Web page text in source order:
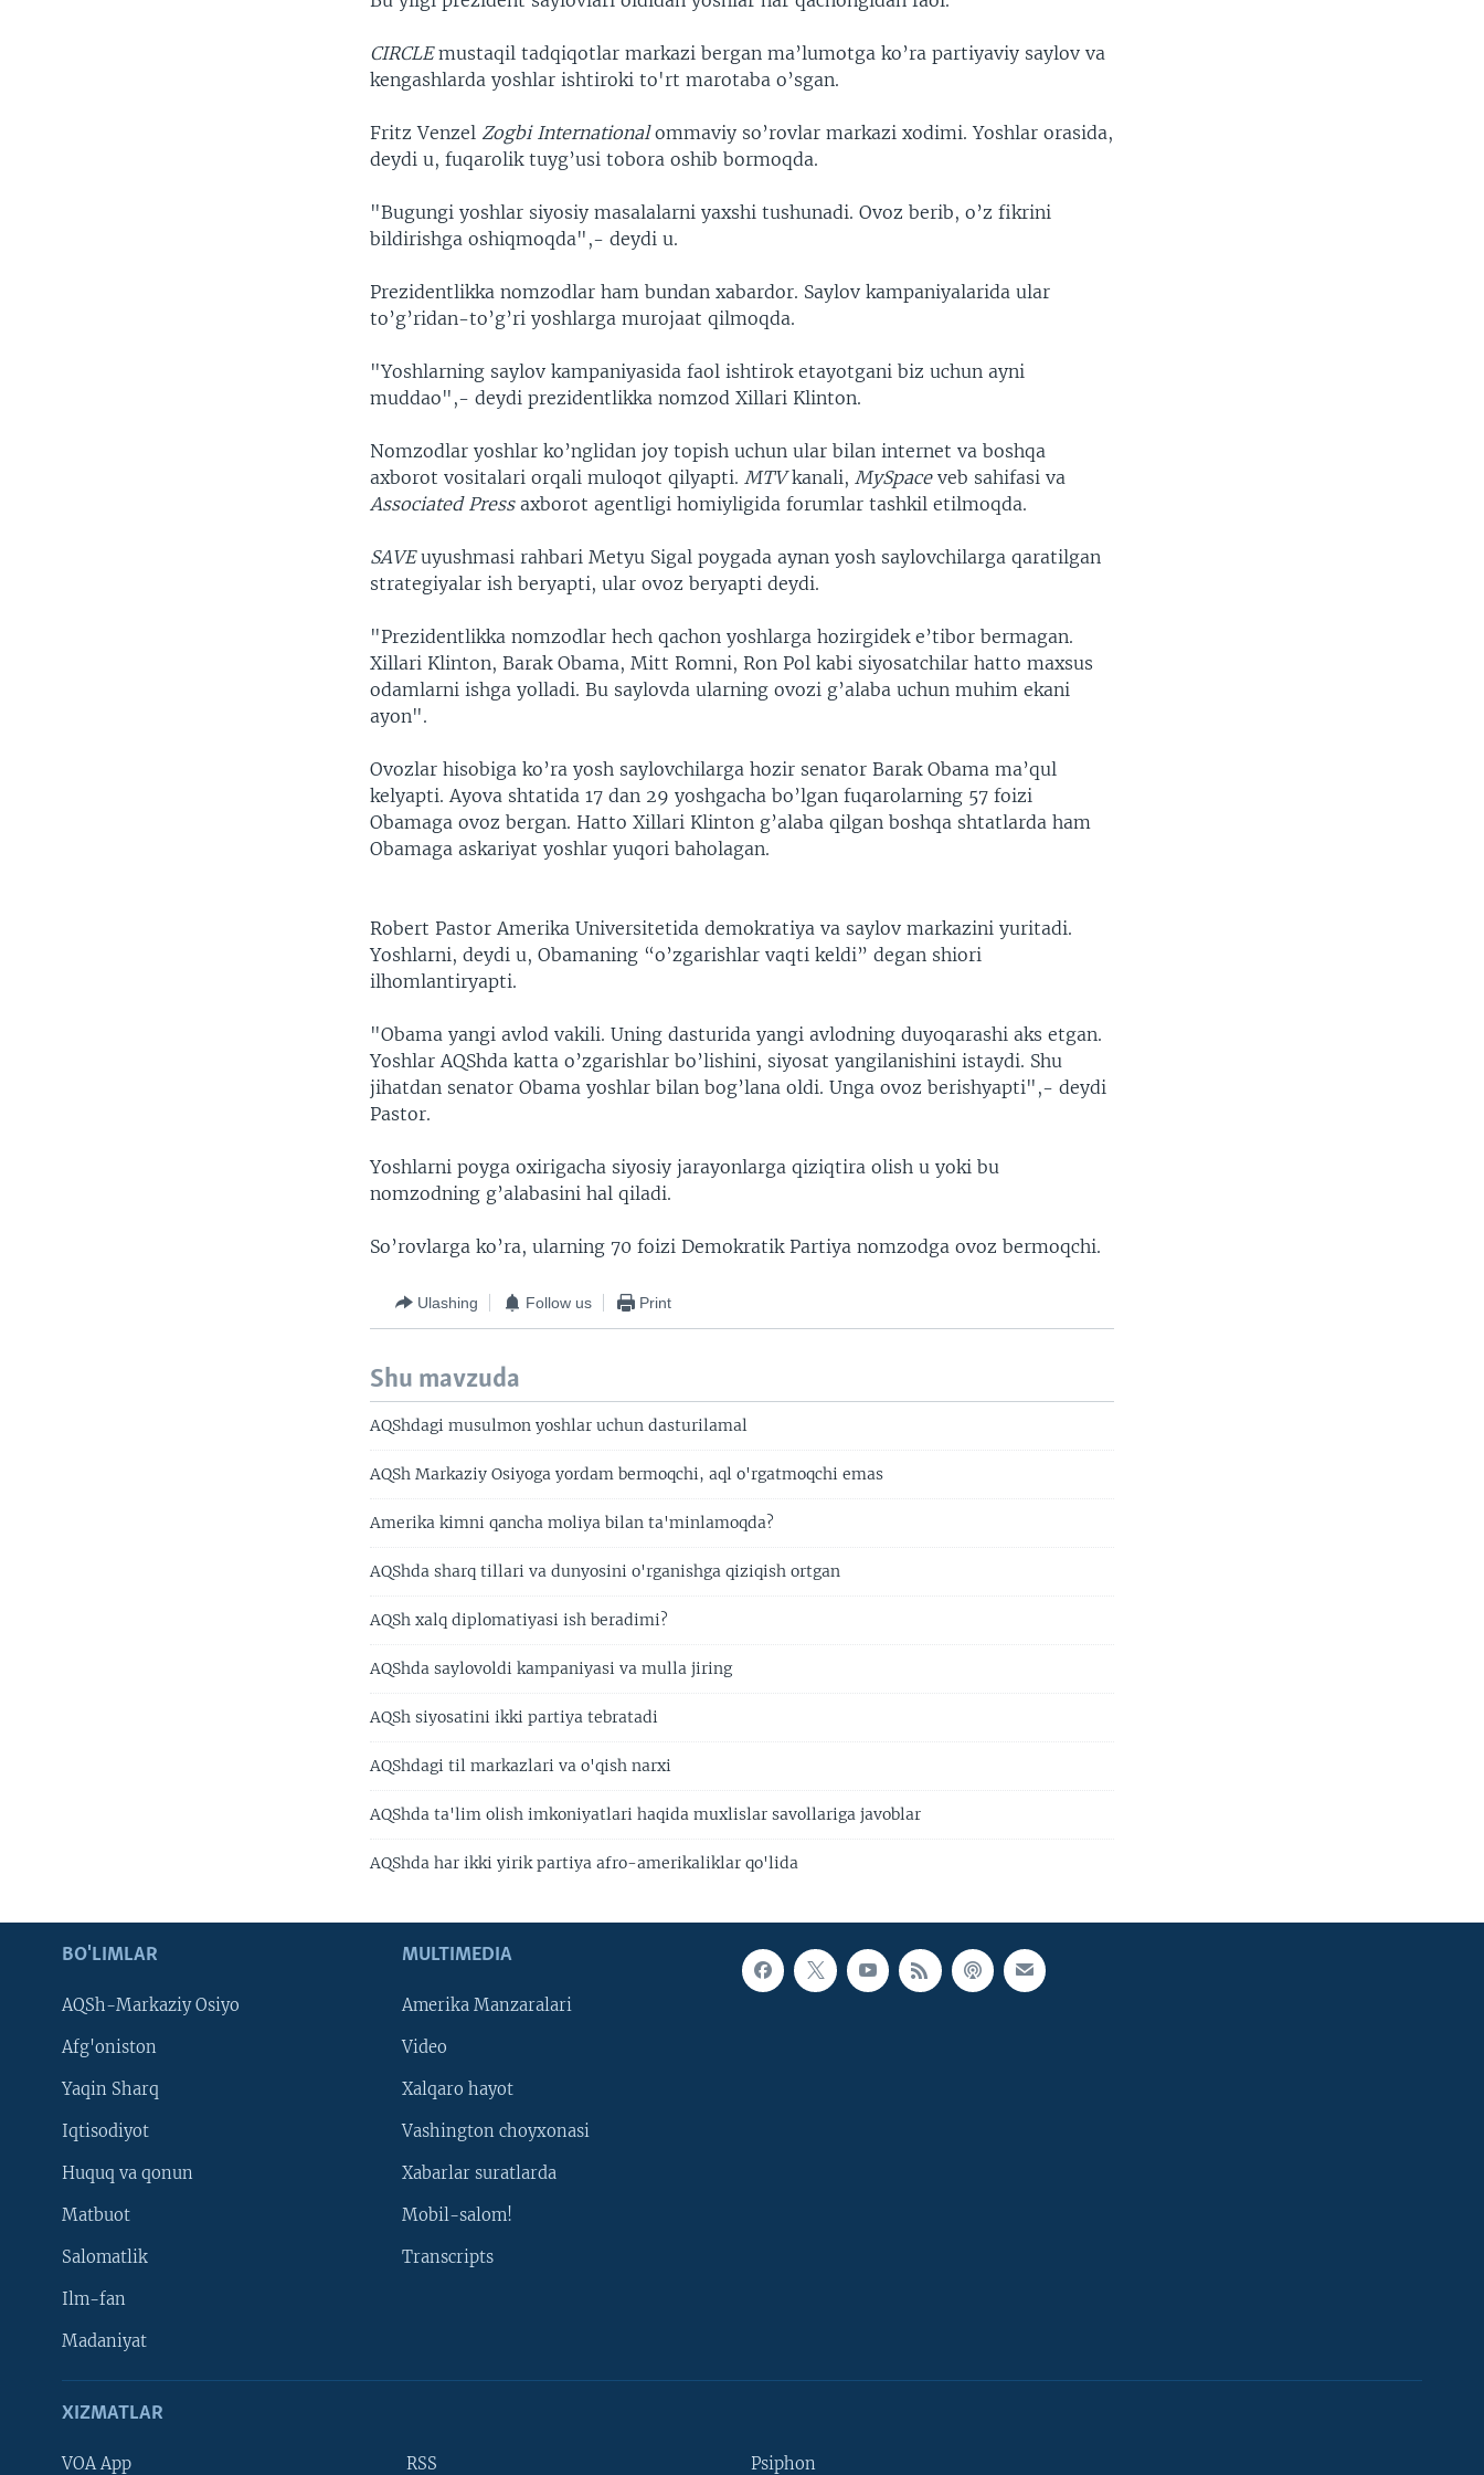
CIRCLEmustaqil tadqiqotlar markazi bergan ma’lumotga ko’ra partiyaviy saylov va
kengashlarda yoshlar ishtiroki to'rt marotaba o’sgan.
Fritz Venzel Zogbi Internationalommaviy so’rovlar markazi xodimi. Yoshlar orasida,
deydi u, fuqarolik tuyg’usi tobora oshib bormoqda.
"Bugungi yoshlar siyosiy masalalarni yaxshi tushunadi. Ovoz berib, o’z fikrini
bildirishga oshiqmoqda",- deydi u.
Prezidentlikka nomzodlar ham bundan xabardor. Saylov kampaniyalarida ular
to’g’ridan-to’g’ri yoshlarga murojaat qilmoqda.
"Yoshlarning saylov kampaniyasida faol ishtirok etayotgani biz uchun ayni
muddao",- deydi prezidentlikka nomzod Xillari Klinton.
Nomzodlar yoshlar ko’nglidan joy topish uchun ular bilan internet va boshqa
axborot vositalari orqali muloqot qilyapti.MTVkanali,MySpaceveb sahifasi va
Associated Pressaxborot agentligi homiyligida forumlar tashkil etilmoqda.
SAVEuyushmasi rahbari Metyu Sigal poygada aynan yosh saylovchilarga qaratilgan
strategiyalar ish beryapti, ular ovoz beryapti deydi.
"Prezidentlikka nomzodlar hech qachon yoshlarga hozirgidek e’tibor bermagan.
Xillari Klinton, Barak Obama, Mitt Romni, Ron Pol kabi siyosatchilar hatto maxsus
odamlarni ishga yolladi. Bu saylovda ularning ovozi g’alaba uchun muhim ekani
ayon".
Ovozlar hisobiga ko’ra yosh saylovchilarga hozir senator Barak Obama ma’qul
kelyapti. Ayova shtatida 17 dan 29 yoshgacha bo’lgan fuqarolarning 57 foizi
Obamaga ovoz bergan. Hatto Xillari Klinton g’alaba qilgan boshqa shtatlarda ham
Obamaga askariyat yoshlar yuqori baholagan.
Robert Pastor Amerika Universitetida demokratiya va saylov markazini yuritadi.
Yoshlarni, deydi u, Obamaning “o’zgarishlar vaqti keldi” degan shiori
ilhomlantiryapti.
"Obama yangi avlod vakili. Uning dasturida yangi avlodning duyoqarashi aks etgan.
Yoshlar AQShda katta o’zgarishlar bo’lishini, siyosat yangilanishini istaydi. Shu
jihatdan senator Obama yoshlar bilan bog’lana oldi. Unga ovoz berishyapti",- deydi
Pastor.
Yoshlarni poyga oxirigacha siyosiy jarayonlarga qiziqtira olish u yoki bu
nomzodning g’alabasini hal qiladi.
So’rovlarga ko’ra, ularning 70 foizi Demokratik Partiya nomzodga ovoz bermoqchi.
Ulashing Follow us Print
Shu mavzuda
AQShdagi musulmon yoshlar uchun dasturilamal
AQSh Markaziy Osiyoga yordam bermoqchi, aql o'rgatmoqchi emas
Amerika kimni qancha moliya bilan ta'minlamoqda?
AQShda sharq tillari va dunyosini o'rganishga qiziqish ortgan
AQSh xalq diplomatiyasi ish beradimi?
AQShda saylovoldi kampaniyasi va mulla jiring
AQSh siyosatini ikki partiya tebratadi
AQShdagi til markazlari va o'qish narxi
AQShda ta'lim olish imkoniyatlari haqida muxlislar savollariga javoblar
AQShda har ikki yirik partiya afro-amerikaliklar qo'lida
BO'LIMLAR
AQSh-Markaziy Osiyo
Afg'oniston
Yaqin Sharq
Iqtisodiyot
Huquq va qonun
Matbuot
Salomatlik
Ilm-fan
Madaniyat
MULTIMEDIA
Amerika Manzaralari
Video
Xalqaro hayot
Vashington choyxonasi
Xabarlar suratlarda
Mobil-salom!
Transcripts
XIZMATLAR
VOA App RSS Psiphon